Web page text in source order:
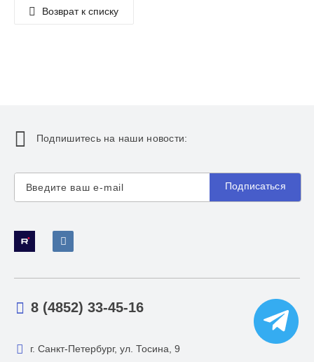
Возврат к списку
Подпишитесь на наши новости:
Подписаться
8 (4852) 33-45-16
г. Санкт-Петербург, ул. Тосина, 9